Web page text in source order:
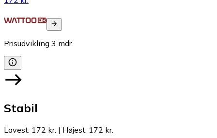
Prisudvikling 3 mdr
Stabil
Lavest: 172 kr. | Højest: 172 kr.